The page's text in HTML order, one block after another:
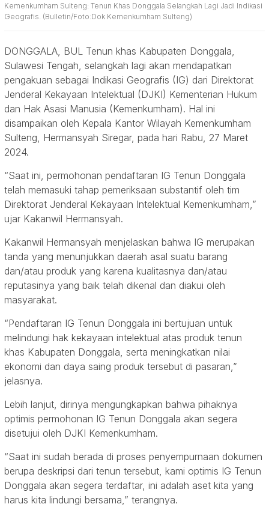
Kemenkumham Sulteng: Tenun Khas Donggala Selangkah Lagi Jadi Indikasi
Geografis. (Bulletin/Foto:Dok Kemenkumham Sulteng)
DONGGALA, BUL Tenun khas Kabupaten Donggala,
Sulawesi Tengah, selangkah lagi akan mendapatkan
pengakuan sebagai Indikasi Geografis (IG) dari Direktorat
Jenderal Kekayaan Intelektual (DJKI) Kementerian Hukum
dan Hak Asasi Manusia (Kemenkumham). Hal ini
disampaikan oleh Kepala Kantor Wilayah Kemenkumham
Sulteng, Hermansyah Siregar, pada hari Rabu, 27 Maret
2024.
“Saat ini, permohonan pendaftaran IG Tenun Donggala
telah memasuki tahap pemeriksaan substantif oleh tim
Direktorat Jenderal Kekayaan Intelektual Kemenkumham,”
ujar Kakanwil Hermansyah.
Kakanwil Hermansyah menjelaskan bahwa IG merupakan
tanda yang menunjukkan daerah asal suatu barang
dan/atau produk yang karena kualitasnya dan/atau
reputasinya yang baik telah dikenal dan diakui oleh
masyarakat.
“Pendaftaran IG Tenun Donggala ini bertujuan untuk
melindungi hak kekayaan intelektual atas produk tenun
khas Kabupaten Donggala, serta meningkatkan nilai
ekonomi dan daya saing produk tersebut di pasaran,”
jelasnya.
Lebih lanjut, dirinya mengungkapkan bahwa pihaknya
optimis permohonan IG Tenun Donggala akan segera
disetujui oleh DJKI Kemenkumham.
“Saat ini sudah berada di proses penyempurnaan dokumen
berupa deskripsi dari tenun tersebut, kami optimis IG Tenun
Donggala akan segera terdaftar, ini adalah aset kita yang
harus kita lindungi bersama,” terangnya.